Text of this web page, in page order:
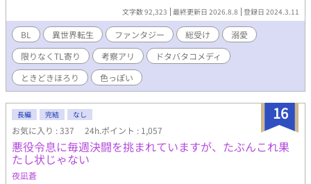
い視線を向けられてしまい――！？ ​「頼むからみんな、オレを攻
略しようとしないでくれ――!!」 ​迫り来る恋愛フラグを全力で
へし折りたい（元）男子高校生の、フラグ全折り奮闘記！ ​※全方
位から執着されますが、R指定はありません（たぶん）。ハッピ
ーエンド確約、デス… ​【異世界転生 / BLゲーム / 勘違い・愛され /
ドタバタコメディ】 ※2026.05.20 更新再開 ○印のある本文中に
キャラクターのイメージボードが挿入されています。お含みおき
文字数 92,323 最終更新日 2026.8.8 登録日 2024.3.11
BL 異世界転生 ファンタジー 総受け
溺愛
限りなくTL寄り
考察アリ
ドタバタコメディ
ときどきほろり
色っぽい
16
長編 完結 なし
お気に入り : 337 24h.ポイント : 1,057
悪役令息に毎週決闘を挑まれていますが、たぶんこれ果
たし状じゃない
夜凪蒼